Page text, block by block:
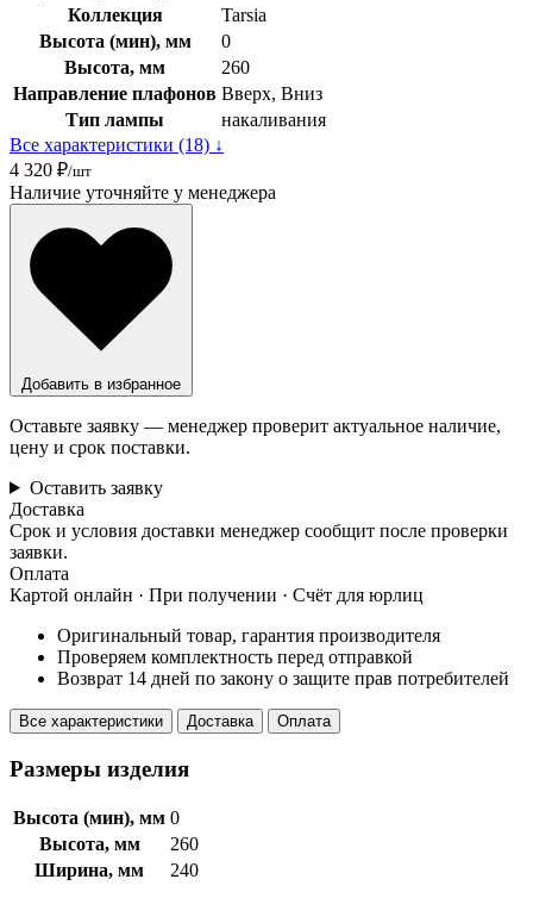
Коллекция
Tarsia
Высота (мин), мм
0
Высота, мм
260
Направление плафонов Вверх, Вниз
Тип лампы
накаливания
Все характеристики (18) ↓
4 320 ₽/шт
Наличие уточняйте у менеджера
Добавить в избранное
Оставьте заявку — менеджер проверит актуальное наличие,
цену и срок поставки.
Оставить заявку
Доставка
Срок и условия доставки менеджер сообщит после проверки
заявки.
Оплата
Картой онлайн · При получении · Счёт для юрлиц
Оригинальный товар, гарантия производителя
Проверяем комплектность перед отправкой
Возврат 14 дней по закону о защите прав потребителей
Все характеристики Доставка Оплата
Размеры изделия
Высота (мин), мм 0
Высота, мм
260
Ширина, мм
240